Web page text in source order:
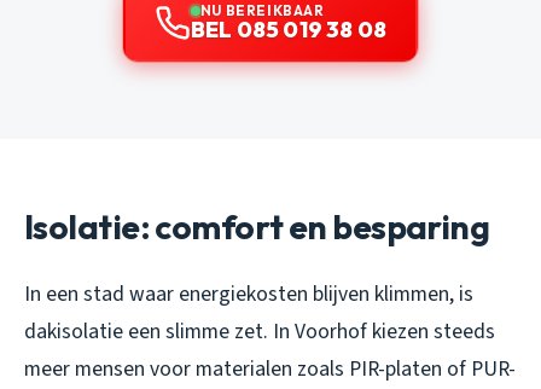
NU BEREIKBAAR
BEL 085 019 38 08
Isolatie: comfort en besparing
In een stad waar energiekosten blijven klimmen, is
dakisolatie een slimme zet. In Voorhof kiezen steeds
meer mensen voor materialen zoals PIR-platen of PUR-